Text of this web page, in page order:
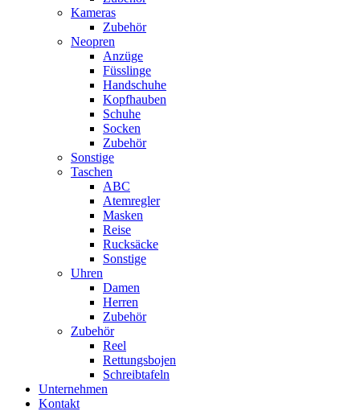
Kameras
Zubehör
Neopren
Anzüge
Füsslinge
Handschuhe
Kopfhauben
Schuhe
Socken
Zubehör
Sonstige
Taschen
ABC
Atemregler
Masken
Reise
Rucksäcke
Sonstige
Uhren
Damen
Herren
Zubehör
Zubehör
Reel
Rettungsbojen
Schreibtafeln
Unternehmen
Kontakt